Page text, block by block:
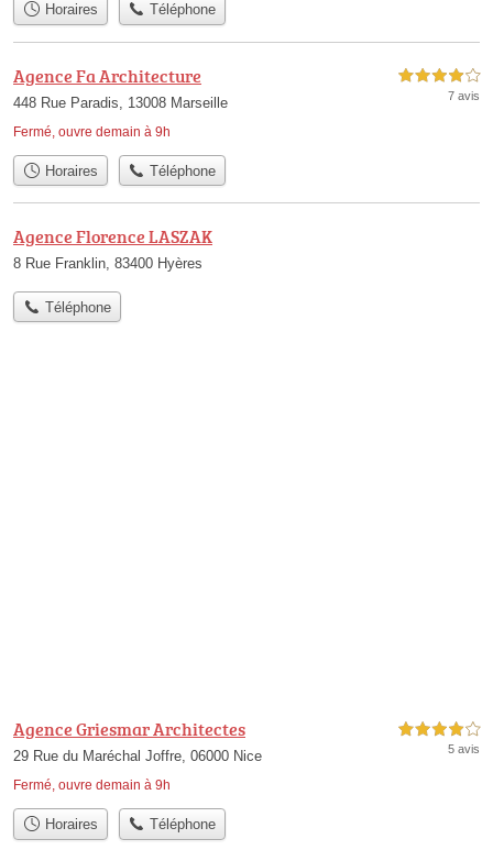
Horaires Téléphone
Agence Fa Architecture
448 Rue Paradis, 13008 Marseille
Fermé, ouvre demain à 9h
4,0 étoiles sur 5
7 avis
Horaires Téléphone
Agence Florence LASZAK
8 Rue Franklin, 83400 Hyères
Téléphone
Agence Griesmar Architectes
29 Rue du Maréchal Joffre, 06000 Nice
Fermé, ouvre demain à 9h
4,0 étoiles sur 5
5 avis
Horaires Téléphone